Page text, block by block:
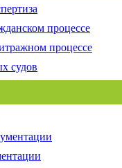
процессе
процессе
судов